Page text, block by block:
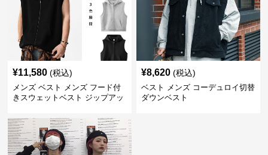
¥11,580 (税込)
メンズ ベスト メンズ フード付
きスウェットベスト ジップアッ
¥8,620 (税込)
ベスト メンズ コーデュロイ切替
ダウンベスト